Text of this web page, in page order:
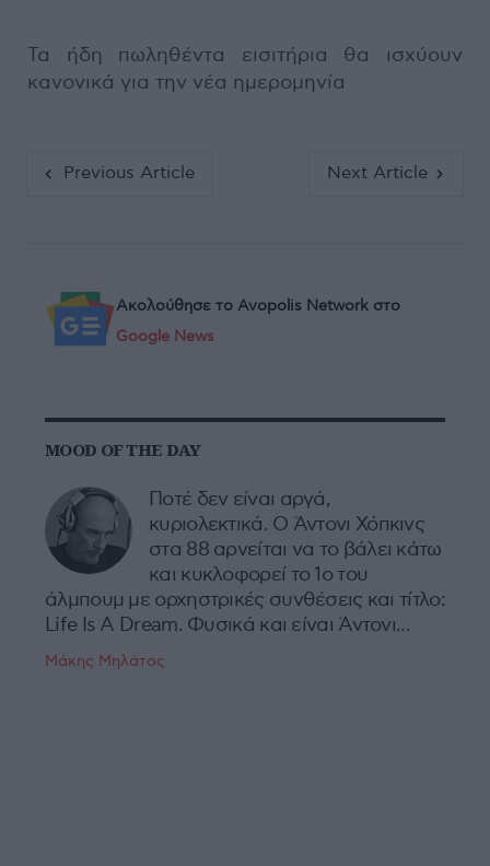
Τα ήδη πωληθέντα εισιτήρια θα ισχύουν
κανονικά για την νέα ημερομηνία
Previous Article Next Article
Ακολούθησε το Avopolis Network στο
Google News
MOOD OF THE DAY
Ποτέ δεν είναι αργά,
κυριολεκτικά. Ο Άντονι Χόπκινς
στα 88 αρνείται να το βάλει κάτω
και κυκλοφορεί το 1ο του
άλμπουμ με ορχηστρικές συνθέσεις και τίτλο:
Life Is A Dream. Φυσικά και είναι Άντονι...
Μάκης Μηλάτος